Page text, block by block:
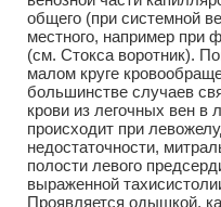
общего (при системной
местного, например при
(см. Стокса воротник).
малом круге
большинстве случаев
крови из легочных вен в
происходит при
недостаточности,
полости левого
выраженной
Проявляется одышкой,